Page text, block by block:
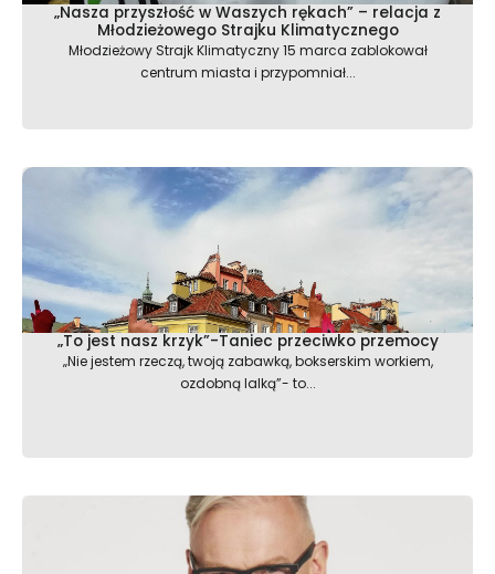
„Nasza przyszłość w Waszych rękach” – relacja z
Młodzieżowego Strajku Klimatycznego
Młodzieżowy Strajk Klimatyczny 15 marca zablokował
centrum miasta i przypomniał...
„To jest nasz krzyk”-Taniec przeciwko przemocy
„Nie jestem rzeczą, twoją zabawką, bokserskim workiem,
ozdobną lalką”- to...